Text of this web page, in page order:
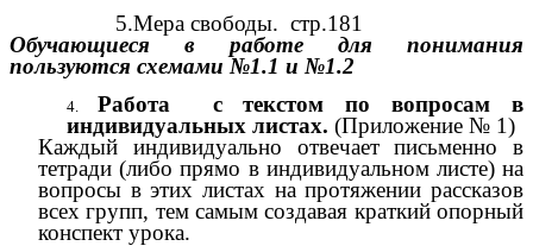
5.Мера свободы. стр.181
Обучающиеся в работе для понимания
пользуются схемами №1.1 и №1.2
Работа с текстом по вопросам в
индивидуальных листах. (Приложение № 1)
Каждый индивидуально отвечает письменно в
тетради (либо прямо в индивидуальном листе) на
вопросы в этих листах на протяжении рассказов
всех групп, тем самым создавая краткий опорный
конспект урока.